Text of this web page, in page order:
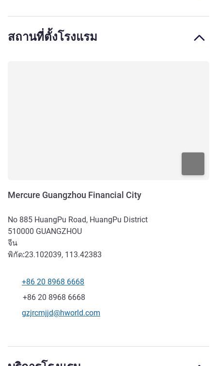
สถานที่ตั้งโรงแรม
Mercure Guangzhou Financial City
No 885 HuangPu Road, HuangPu District
510000 GUANGZHOU
จีน
พิกัด:23.102039, 113.42383
โทรศัพท์
+86 20 8968 6668
แฟกซ์
+86 20 8968 6668
อีเมลติดต่อ
gzjrcmjjd@hworld.com